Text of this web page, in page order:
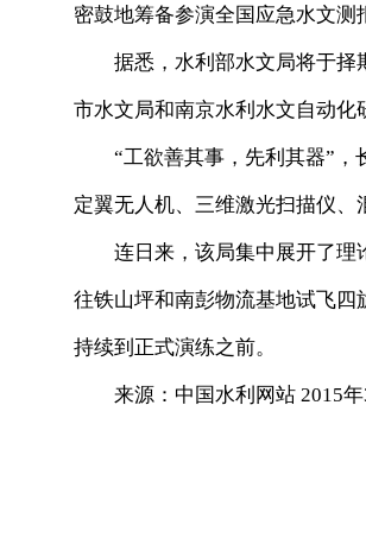
密鼓地筹备参演全国应急水文测
据悉，水利部水文局将于择
市水文局和南京水利水文自动化
“工欲善其事，先利其器”，
定翼无人机、三维激光扫描仪
连日来，该局集中展开了理
往铁山坪和南彭物流基地试飞
持续到正式演练之前。
来源：中国水利网站 2015年